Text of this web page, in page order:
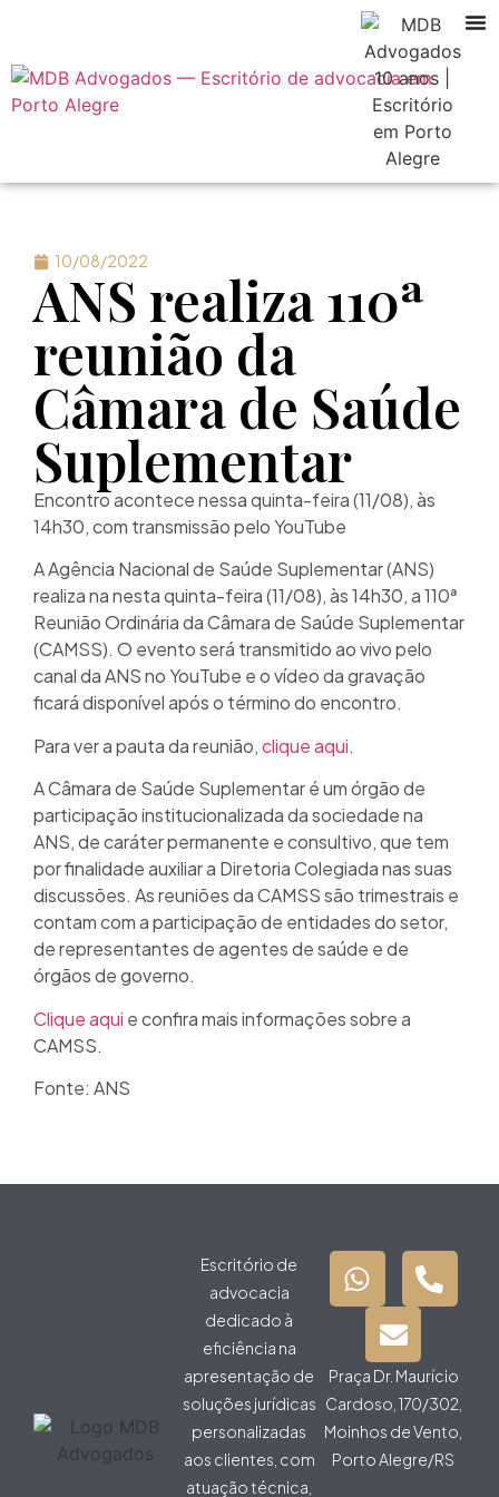
10/08/2022
ANS realiza 110ª
reunião da
Câmara de Saúde
Suplementar
Encontro acontece nessa quinta-feira (11/08), às
14h30, com transmissão pelo YouTube
A Agência Nacional de Saúde Suplementar (ANS)
realiza na nesta quinta-feira (11/08), às 14h30, a 110ª
Reunião Ordinária da Câmara de Saúde Suplementar
(CAMSS). O evento será transmitido ao vivo pelo
canal da ANS no YouTube e o vídeo da gravação
ficará disponível após o término do encontro.
Para ver a pauta da reunião,clique aqui.
A Câmara de Saúde Suplementar é um órgão de
participação institucionalizada da sociedade na
ANS, de caráter permanente e consultivo, que tem
por finalidade auxiliar a Diretoria Colegiada nas suas
discussões. As reuniões da CAMSS são trimestrais e
contam com a participação de entidades do setor,
de representantes de agentes de saúde e de
órgãos de governo.
Clique aqui e confira mais informações sobre a
CAMSS.
Fonte: ANS
Escritório de
advocacia
dedicado à
eficiência na
apresentação de
soluções jurídicas
personalizadas
aos clientes, com
atuação técnica,
Praça Dr. Maurício
Cardoso, 170/302,
Moinhos de Vento,
Porto Alegre/RS